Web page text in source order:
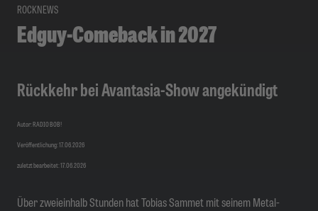
ROCKNEWS
Edguy-Comeback in 2027
Rückkehr bei Avantasia-Show angekündigt
Autor: RADIO BOB!
Veröffentlichung: 17.06.2026
zuletzt bearbeitet: 17.06.2026
Über zweieinhalb Stunden hat Tobias Sammet mit seinem Metal-